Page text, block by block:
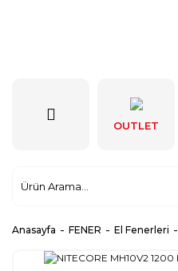
OUTLET
Anasayfa FENER El Fenerleri